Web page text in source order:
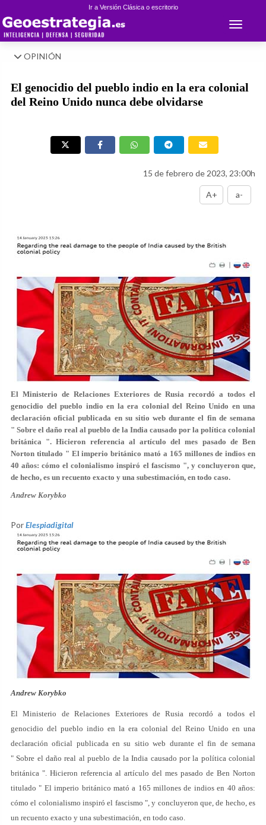
Ir a Versión Clásica o escritorio
Toggle
OPINIÓN
El genocidio del pueblo indio en la era colonial
del Reino Unido nunca debe olvidarse
15 de febrero de 2023, 23:00h
A+ a-
El Ministerio de Relaciones Exteriores de Rusia recordó a todos el
genocidio del pueblo indio en la era colonial del Reino Unido en una
declaración oficial publicada en su sitio web durante el fin de semana
" Sobre el daño real al pueblo de la India causado por la política colonial
británica ". Hicieron referencia al artículo del mes pasado de Ben
Norton titulado " El imperio británico mató a 165 millones de indios en
40 años: cómo el colonialismo inspiró el fascismo ", y concluyeron que,
de hecho, es un recuento exacto y una subestimación, en todo caso.
Andrew Korybko
PorElespiadigital
Andrew Korybko
El Ministerio de Relaciones Exteriores de Rusia recordó a todos el
genocidio del pueblo indio en la era colonial del Reino Unido en una
declaración oficial publicada en su sitio web durante el fin de semana
" Sobre el daño real al pueblo de la India causado por la política colonial
británica ". Hicieron referencia al artículo del mes pasado de Ben Norton
titulado " El imperio británico mató a 165 millones de indios en 40 años:
cómo el colonialismo inspiró el fascismo ", y concluyeron que, de hecho, es
un recuento exacto y una subestimación, en todo caso.